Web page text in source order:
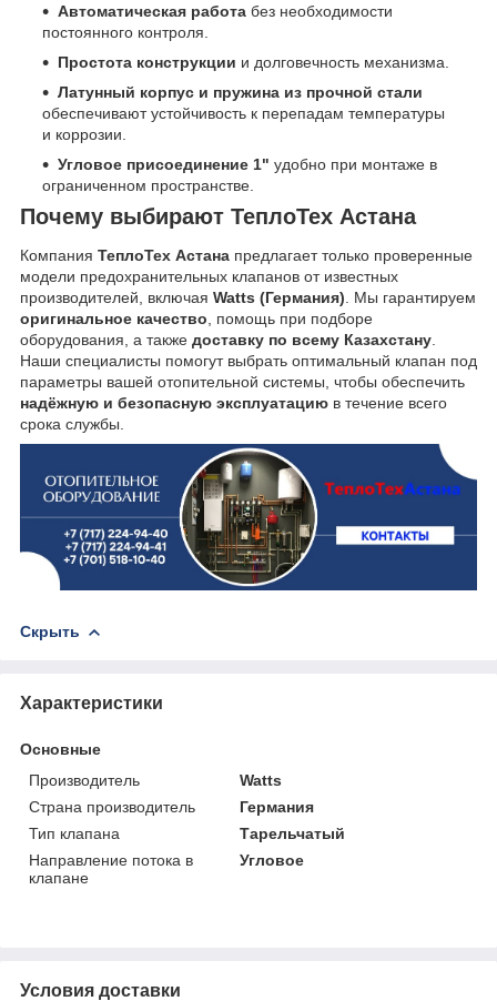
Автоматическая работа без необходимости
постоянного контроля.
Простота конструкции и долговечность механизма.
Латунный корпус и пружина из прочной стали
обеспечивают устойчивость к перепадам температуры
и коррозии.
Угловое присоединение 1" удобно при монтаже в
ограниченном пространстве.
Почему выбирают ТеплоТех Астана
Компания ТеплоТех Астана предлагает только проверенные
модели предохранительных клапанов от известных
производителей, включая Watts (Германия). Мы гарантируем
оригинальное качество, помощь при подборе
оборудования, а также доставку по всему Казахстану.
Наши специалисты помогут выбрать оптимальный клапан под
параметры вашей отопительной системы, чтобы обеспечить
надёжную и безопасную эксплуатацию в течение всего
срока службы.
Скрыть
Характеристики
Основные
Производитель
Watts
Страна производитель
Германия
Тип клапана
Тарельчатый
Направление потока в
клапане
Угловое
Условия доставки